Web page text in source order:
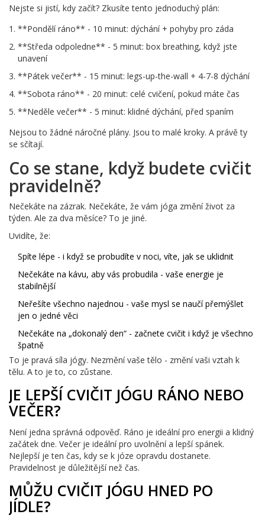
Nejste si jistí, kdy začít? Zkusíte tento jednoduchý plán:
**Pondělí ráno** - 10 minut: dýchání + pohyby pro záda
**Středa odpoledne** - 5 minut: box breathing, když jste
unavení
**Pátek večer** - 15 minut: legs-up-the-wall + 4-7-8 dýchání
**Sobota ráno** - 20 minut: celé cvičení, pokud máte čas
**Neděle večer** - 5 minut: klidné dýchání, před spaním
Nejsou to žádné náročné plány. Jsou to malé kroky. A právě ty
se sčítají.
Co se stane, když budete cvičit
pravidelně?
Nečekáte na zázrak. Nečekáte, že vám jóga změní život za
týden. Ale za dva měsíce? To je jiné.
Uvidíte, že:
Spíte lépe - i když se probudíte v noci, víte, jak se uklidnit
Nečekáte na kávu, aby vás probudila - vaše energie je
stabilnější
Neřešíte všechno najednou - vaše mysl se naučí přemýšlet
jen o jedné věci
Nečekáte na „dokonalý den“ - začnete cvičit i když je všechno
špatně
To je pravá síla jógy. Nezmění vaše tělo - změní vaši vztah k
tělu. A to je to, co zůstane.
JE LEPŠÍ CVIČIT JÓGU RÁNO NEBO
VEČER?
Není jedna správná odpověď. Ráno je ideální pro energii a klidný
začátek dne. Večer je ideální pro uvolnění a lepší spánek.
Nejlepší je ten čas, kdy se k józe opravdu dostanete.
Pravidelnost je důležitější než čas.
MŮŽU CVIČIT JÓGU HNED PO
JÍDLE?